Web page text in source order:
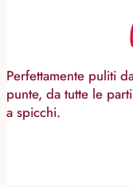
Perfettamente puliti
punte, da tutte le
a spicchi.